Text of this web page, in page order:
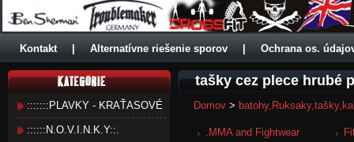
Kontakt Alternatívne riešenie sporov Ochrana os.
:::::::PLAVKY - KRAŤASOVÉ
::::::N.O.V.I.N.K.Y::.
tašky cez plece hrubé
Domov >
.MMA and Fightwear